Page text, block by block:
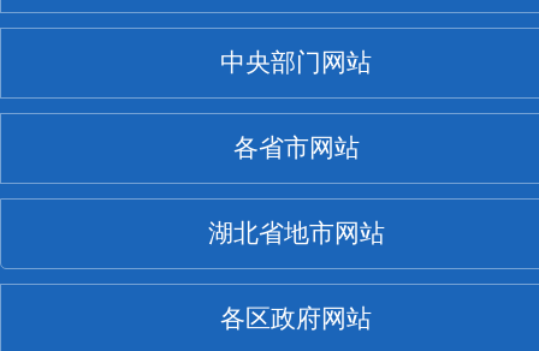
中央部门网站
各省市网站
湖北省地市网站
各区政府网站